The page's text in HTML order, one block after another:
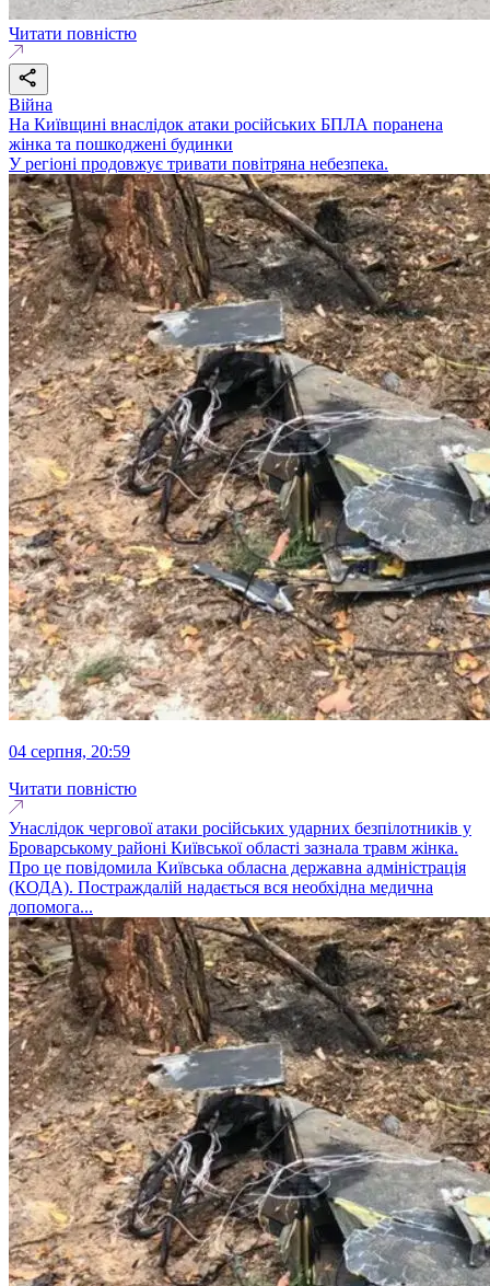
Читати повністю
Війна
На Київщині внаслідок атаки російських БПЛА поранена
жінка та пошкоджені будинки
У регіоні продовжує тривати повітряна небезпека.
04 серпня, 20:59
Читати повністю
Унаслідок чергової атаки російських ударних безпілотників у
Броварському районі Київської області зазнала травм жінка.
Про це повідомила Київська обласна державна адміністрація
(КОДА). Постраждалій надається вся необхідна медична
допомога...